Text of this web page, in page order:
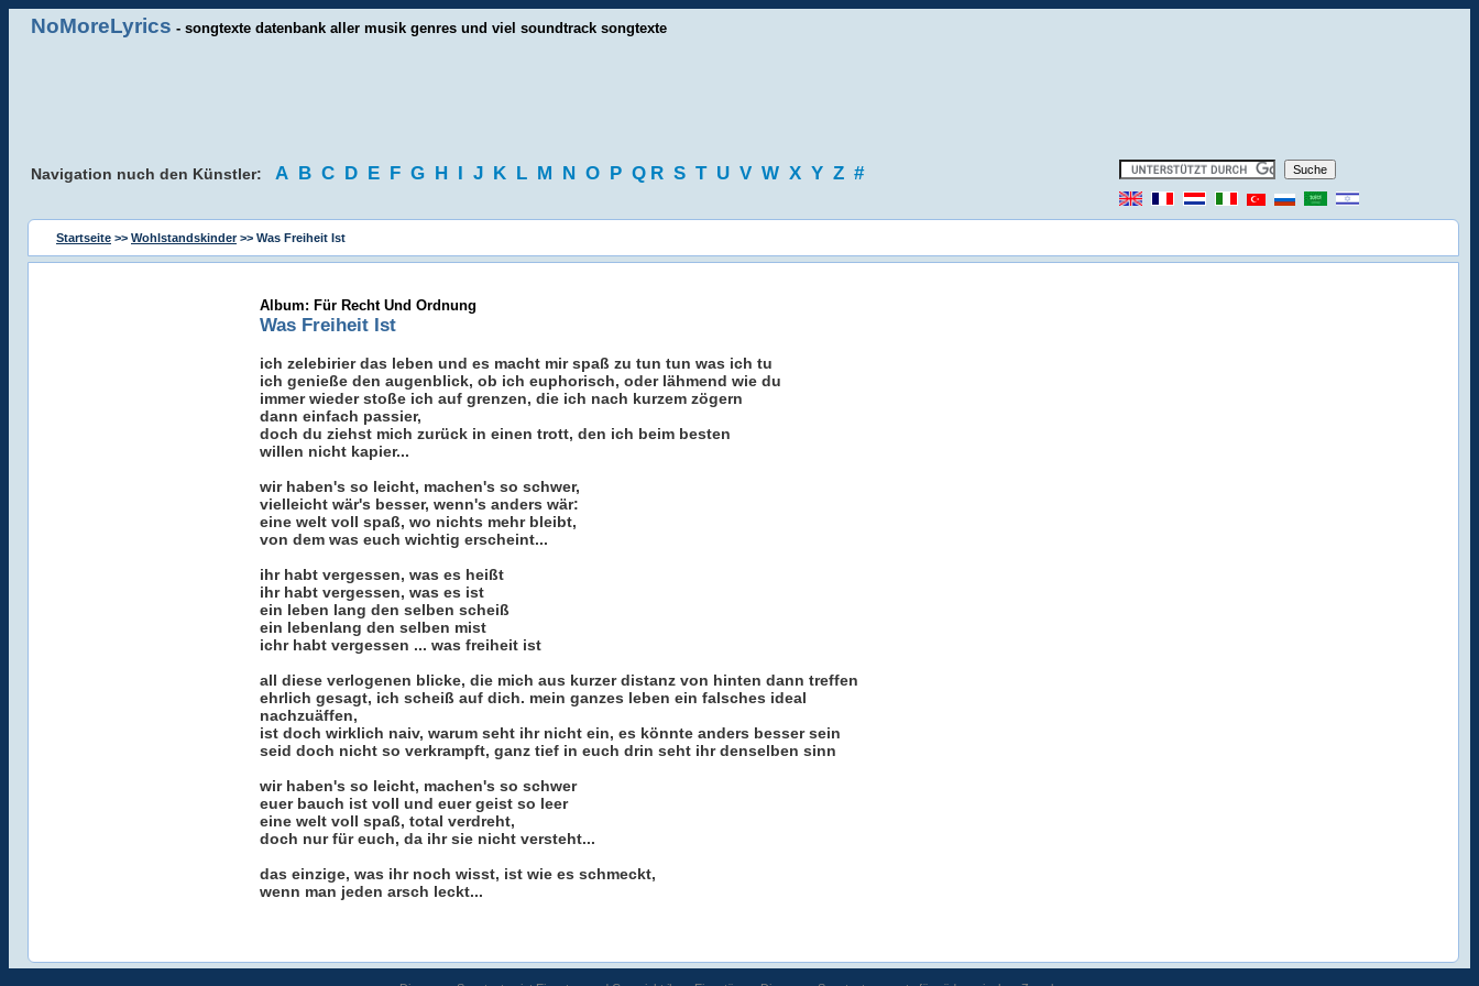
NoMoreLyrics - songtexte datenbank aller musik genres und viel soundtrack songtexte
Navigation nuch den Künstler: A B C D E F G H I J K L M N O P Q R S T U V W X Y Z #
Startseite >> Wohlstandskinder>> Was Freiheit Ist
Album: Für Recht Und Ordnung
Was Freiheit Ist
ich zelebirier das leben und es macht mir spaß zu tun tun was ich tu
ich genieße den augenblick, ob ich euphorisch, oder lähmend wie du
immer wieder stoße ich auf grenzen, die ich nach kurzem zögern
dann einfach passier,
doch du ziehst mich zurück in einen trott, den ich beim besten
willen nicht kapier...
wir haben's so leicht, machen's so schwer,
vielleicht wär's besser, wenn's anders wär:
eine welt voll spaß, wo nichts mehr bleibt,
von dem was euch wichtig erscheint...
ihr habt vergessen, was es heißt
ihr habt vergessen, was es ist
ein leben lang den selben scheiß
ein lebenlang den selben mist
ichr habt vergessen ... was freiheit ist
all diese verlogenen blicke, die mich aus kurzer distanz von hinten dann treffen
ehrlich gesagt, ich scheiß auf dich. mein ganzes leben ein falsches ideal
nachzuäffen,
ist doch wirklich naiv, warum seht ihr nicht ein, es könnte anders besser sein
seid doch nicht so verkrampft, ganz tief in euch drin seht ihr denselben sinn
wir haben's so leicht, machen's so schwer
euer bauch ist voll und euer geist so leer
eine welt voll spaß, total verdreht,
doch nur für euch, da ihr sie nicht versteht...
das einzige, was ihr noch wisst, ist wie es schmeckt,
wenn man jeden arsch leckt...